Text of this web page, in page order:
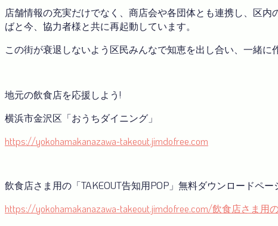
店舗情報の充実だけでなく、商店会や各団体とも連携し、区
ばと今、協力者様と共に再起動しています。
この街が衰退しないよう区民みんなで知恵を出し合い、一緒
地元の飲食店を応援しよう!
横浜市金沢区「おうちダイニング」
https://yokohamakanazawa-takeout.jimdofree.com
飲食店さま用の「TAKEOUT告知用POP」無料ダウンロードペー
https://yokohamakanazawa-takeout.jimdofree.com/飲食店さま用